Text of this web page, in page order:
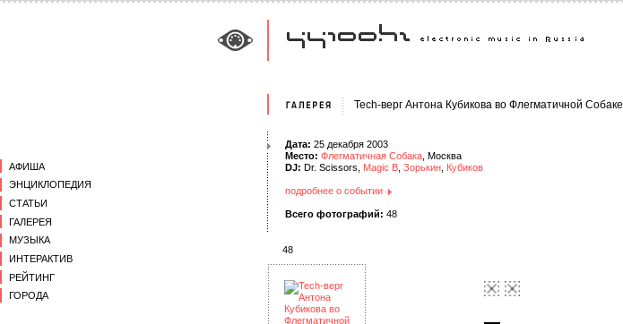
АФИША
ЭНЦИКЛОПЕДИЯ
СТАТЬИ
ГАЛЕРЕЯ
МУЗЫКА
ИНТЕРАКТИВ
РЕЙТИНГ
ГОРОДА
Tech-верг Антона Кубикова во Флегматичной Собаке
Дата: 25 декабря 2003
Место: Флегматичная Собака , Москва
DJ: Dr. Scissors, Magic B Зорькин Кубиков
подробнее о событии
Всего фотографий: 48
48